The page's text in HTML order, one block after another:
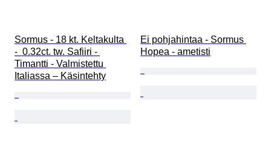
Sormus - 18 kt. Keltakulta
-  0.32ct. tw. Safiiri -
Timantti - Valmistettu
Italiassa – Käsintehty
Ei pohjahintaa - Sormus
Hopea - ametisti